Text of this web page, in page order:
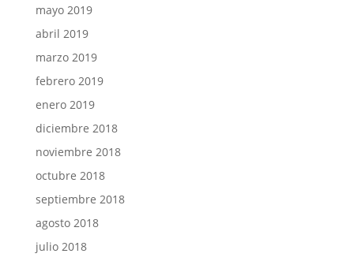
mayo 2019
abril 2019
marzo 2019
febrero 2019
enero 2019
diciembre 2018
noviembre 2018
octubre 2018
septiembre 2018
agosto 2018
julio 2018